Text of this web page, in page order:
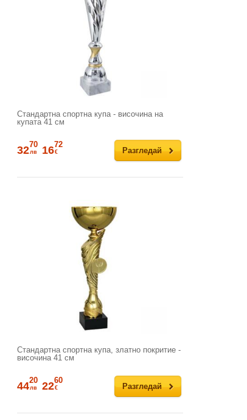
Стандартна спортна купа - височина на
купата 41 см
Разгледай
3270
лв 1672
€
Стандартна спортна купа, златно покритие -
височина 41 см
Разгледай
4420
лв 2260
€